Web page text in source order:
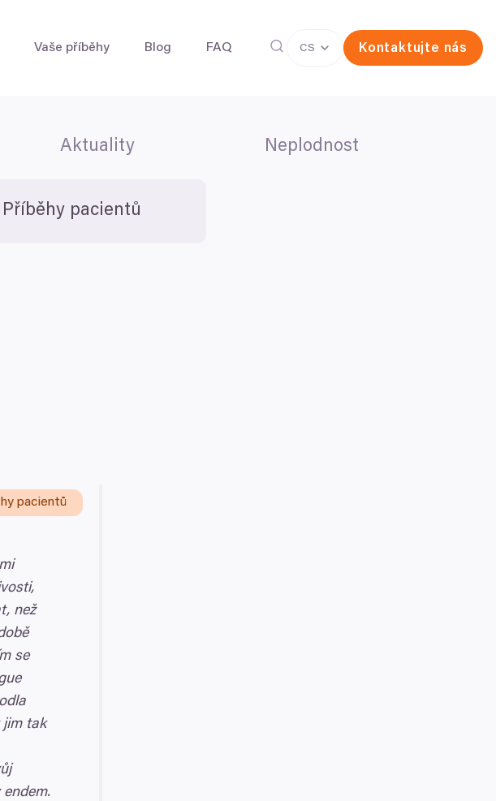
Zmrazení vajíček pro zachování plodnosti
Vaše příběhy Blog FAQ CS Kontaktujte nás
Aktuality Neplodnost
Příběhy pacientů
pacientů
se
než
se
jim tak